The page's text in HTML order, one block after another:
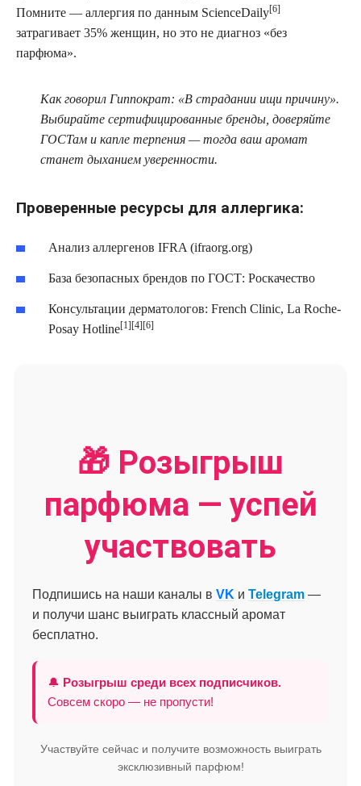
Помните — аллергия по данным ScienceDaily[6]
затрагивает 35% женщин, но это не диагноз «без
парфюма».
Как говорил Гиппократ: «В страдании ищи причину».
Выбирайте сертифицированные бренды, доверяйте
ГОСТам и капле терпения — тогда ваш аромат
станет дыханием уверенности.
Проверенные ресурсы для аллергика:
Анализ аллергенов IFRA (ifraorg.org)
База безопасных брендов по ГОСТ: Роскачество
Консультации дерматологов: French Clinic, La Roche-
Posay Hotline[1][4][6]
🎁 Розыгрыш
парфюма — успей
участвовать
Подпишись на наши каналы в VK и Telegram —
и получи шанс выиграть классный аромат
бесплатно.
🔔 Розыгрыш среди всех подписчиков.
Совсем скоро — не пропусти!
Участвуйте сейчас и получите возможность выиграть
эксклюзивный парфюм!